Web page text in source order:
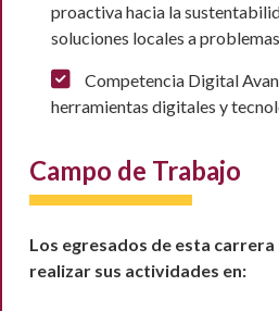
proactiva hacia la
soluciones locales a
Competencia Digital
herramientas digitales y
Campo de Trabajo
Los egresados de esta
realizar sus actividades en: